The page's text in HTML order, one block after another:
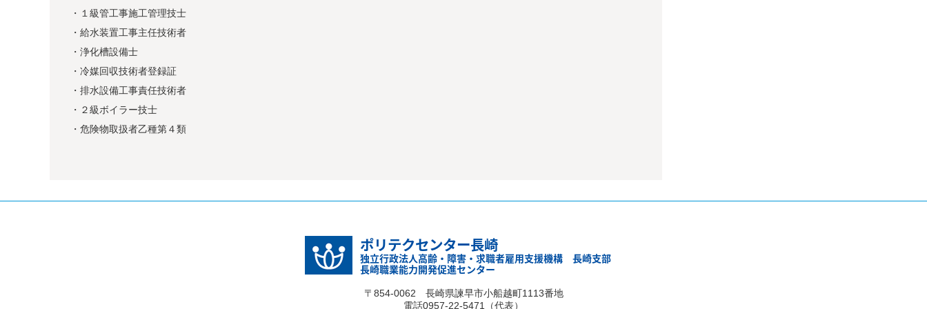
・１級管工事施工管理技士
・給水装置工事主任技術者
・浄化槽設備士
・冷媒回収技術者登録証
・排水設備工事責任技術者
・２級ボイラー技士
・危険物取扱者乙種第４類
ポリテクセンター長崎
独立行政法人高齢・障害・求職者雇用支援機構 長崎支部
長崎職業能力開発促進センター
〒854-0062 長崎県諫早市小船越町1113番地
電話0957-22-5471（代表）